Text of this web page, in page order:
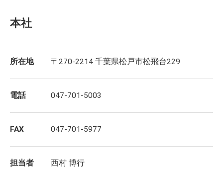
本社
所在地 〒270-2214 千葉県松戸市松飛台229
電話 047-701-5003
FAX 047-701-5977
担当者 西村 博行